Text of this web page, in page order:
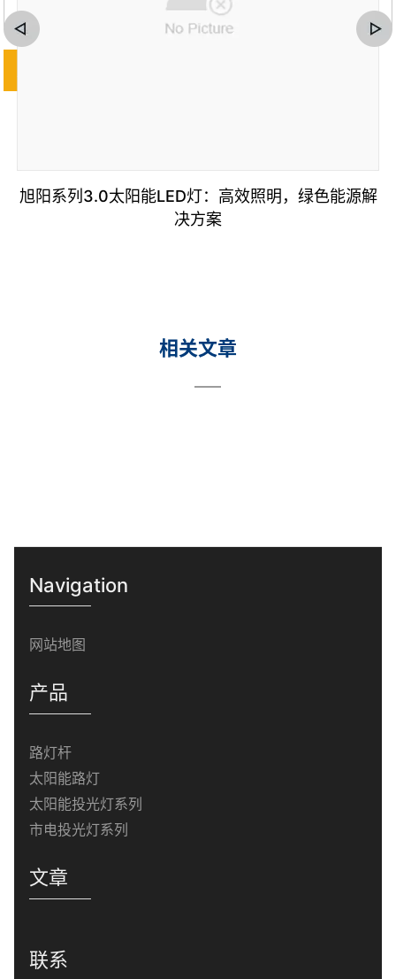
旭阳系列3.0太阳能LED灯：高效照明，绿色能源解
决方案
相关文章
Navigation
网站地图
产品
路灯杆
太阳能路灯
太阳能投光灯系列
市电投光灯系列
文章
联系